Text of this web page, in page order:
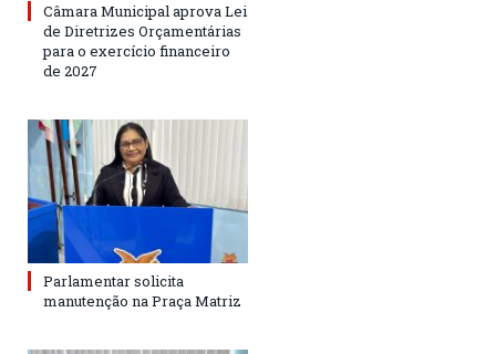
Câmara Municipal aprova Lei
de Diretrizes Orçamentárias
para o exercício financeiro
de 2027
Parlamentar solicita
manutenção na Praça Matriz